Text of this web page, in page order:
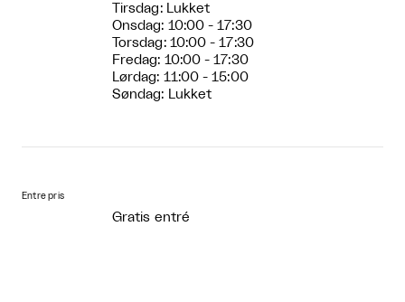
Tirsdag: Lukket
Onsdag: 10:00 - 17:30
Torsdag: 10:00 - 17:30
Fredag: 10:00 - 17:30
Lørdag: 11:00 - 15:00
Søndag: Lukket
Entre pris
Gratis entré